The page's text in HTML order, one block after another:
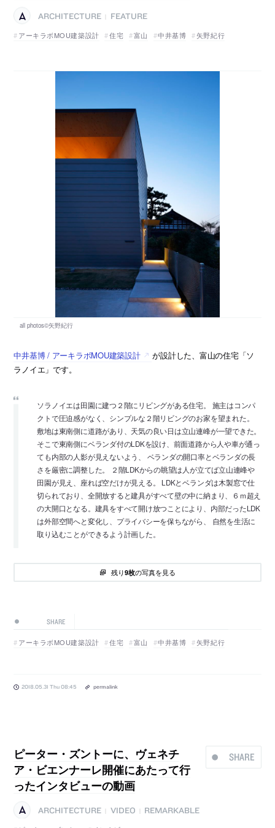
ARCHITECTURE
FEATURE
アーキラボMOU建築設計
住宅 富山 中井基博 矢野紀行
中井基博 / アーキラボMOU建築設計
が設計した、富山の住宅「ソ
ラノイエ」です。
ソラノイエは田園に建つ２階にリビングがある住宅。 施主はコンパ
クトで圧迫感がなく、シンプルな２階リビングのお家を望まれた。
敷地は東南側に道路があり、天気の良い日は立山連峰が一望できた。
そこで東南側にベランダ付のLDKを設け、前面道路から人や車が通っ
ても内部の人影が見えないよう、 ベランダの開口率とベランダの長
さを厳密に調整した。 ２階LDKからの眺望は人が立てば立山連峰や
田園が見え、座れば空だけが見える。 LDKとベランダは木製窓で仕
切られており、全開放すると建具がすべて壁の中に納まり、６ｍ超え
の大開口となる。建具をすべて開け放つことにより、内部だったLDK
は外部空間へと変化し、プライバシーを保ちながら、 自然を生活に
取り込むことができるよう計画した。
残り9枚の写真を見る
SHARE
アーキラボMOU建築設計 住宅 富山 中井基博 矢野紀行
2018.05.31 Thu 08:45 permalink
SHARE
ピーター・ズントーに、ヴェネチ
ア・ビエンナーレ開催にあたって行
ったインタビューの動画
ARCHITECTURE VIDEO
REMARKABLE